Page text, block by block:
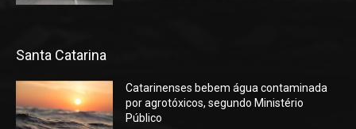
Santa Catarina
Catarinenses bebem água contaminada
por agrotóxicos, segundo Ministério
Público